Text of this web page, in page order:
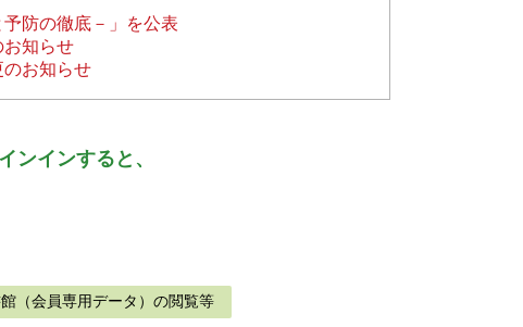
防の徹底－」を公表
知らせ
お知らせ
ンインすると、
館（会員専用データ）の閲覧等